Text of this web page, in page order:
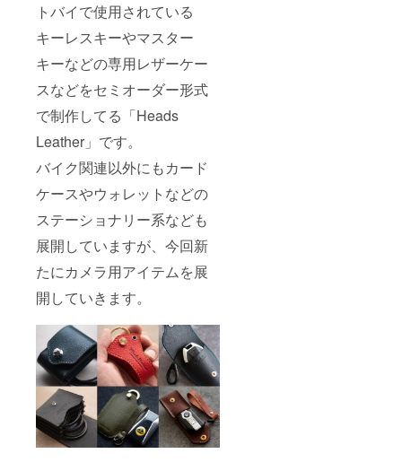
トバイで使用されている
キーレスキーやマスター
キーなどの専用レザーケー
スなどをセミオーダー形式
で制作してる「Heads
Leather」です。
バイク関連以外にもカード
ケースやウォレットなどの
ステーショナリー系なども
展開していますが、今回新
たにカメラ用アイテムを展
開していきます。